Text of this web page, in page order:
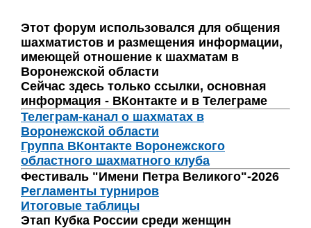
Этот форум использовался для общения
шахматистов и размещения информации,
имеющей отношение к шахматам в
Воронежской области
Сейчас здесь только ссылки, основная
информация - ВКонтакте и в Телеграме
Телеграм-канал о шахматах в
Воронежской области
Группа ВКонтакте Воронежского
областного шахматного клуба
Фестиваль "Имени Петра Великого"-2026
Регламенты турниров
Итоговые таблицы
Этап Кубка России среди женщин